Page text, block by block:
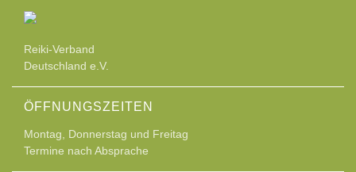
Reiki-Verband
Deutschland e.V.
ÖFFNUNGSZEITEN
Montag, Donnerstag und Freitag
Termine nach Absprache